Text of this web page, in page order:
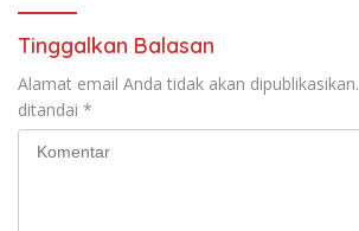
Tinggalkan Balasan
Alamat email Anda tidak akan dipublikasikan.
ditandai *